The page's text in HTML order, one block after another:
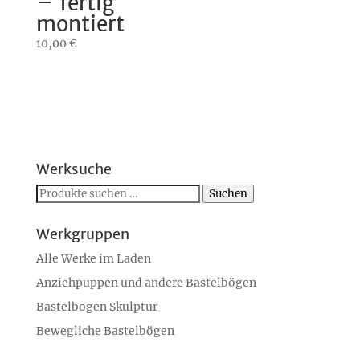
montiert
10,00 €
Werksuche
Suchen
Suchen
Werkgruppen
Alle Werke im Laden
Anziehpuppen und andere Bastelbögen
Bastelbogen Skulptur
Bewegliche Bastelbögen